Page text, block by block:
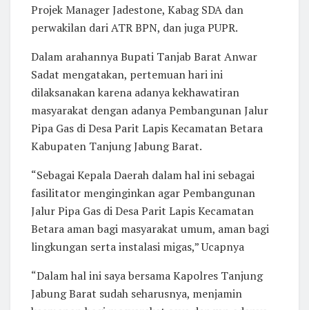
Projek Manager Jadestone, Kabag SDA dan
perwakilan dari ATR BPN, dan juga PUPR.
Dalam arahannya Bupati Tanjab Barat Anwar
Sadat mengatakan, pertemuan hari ini
dilaksanakan karena adanya kekhawatiran
masyarakat dengan adanya Pembangunan Jalur
Pipa Gas di Desa Parit Lapis Kecamatan Betara
Kabupaten Tanjung Jabung Barat.
“Sebagai Kepala Daerah dalam hal ini sebagai
fasilitator menginginkan agar Pembangunan
Jalur Pipa Gas di Desa Parit Lapis Kecamatan
Betara aman bagi masyarakat umum, aman bagi
lingkungan serta instalasi migas,” Ucapnya
“Dalam hal ini saya bersama Kapolres Tanjung
Jabung Barat sudah seharusnya, menjamin